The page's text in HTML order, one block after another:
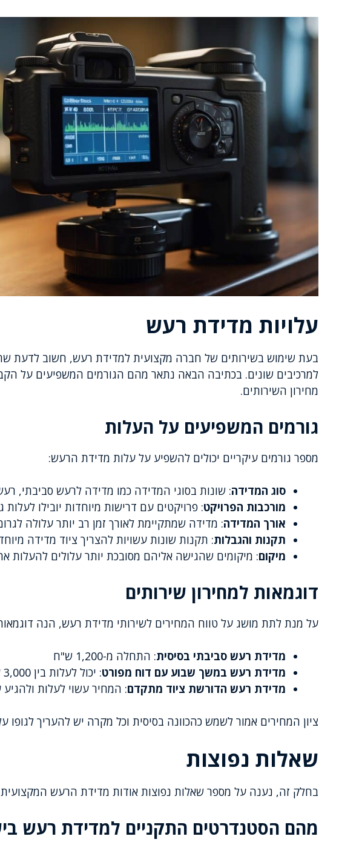
עלויות מדידת רעש
בעת שימוש בשירותים של חברה מקצועית למדידת רעש, חשוב לדעת
למרכיבים שונים. בכתיבה הבאה נתאר מהם הגורמים המשפיעים על
מחירון השירותים.
גורמים המשפיעים על העלות
מספר גורמים עיקריים יכולים להשפיע על עלות מדידת הרעש:
סוג המדידה: שונות בסוגי המדידה כמו מדידה לרעש סביבתי,
מורכבות הפרויקט: פרויקטים עם דרישות מיוחדות יובילו לעלות
אורך המדידה: מדידה שמתקיימת לאורך זמן רב יותר עלולה
תקנות והגבלות: תקנות שונות עשויות להצריך ציוד מדידה
מיקום: מיקומים שהגישה אליהם מסובכת יותר עלולים להעלות
דוגמאות למחירון שירותים
על מנת לתת מושג על טווח המחירים לשירותי מדידת רעש, הנה
מדידת רעש סביבתי בסיסית: התחלה מ-1,200 ש"ח
מדידת רעש במשך שבוע עם דוח מפורט: יכול לעלות בין 3,000 ל-5,000 ש"ח
מדידת רעש הדורשת ציוד מתקדם: המחיר עשוי לעלות ולהגיע עד
ציון המחירים אמור לשמש כהכוונה בסיסית וכל מקרה יש להעריך
שאלות נפוצות
בחלק זה, נענה על מספר שאלות נפוצות אודות מדידת הרעש המקצועית
מהם הסטנדרטים התקניים למדידת רעש